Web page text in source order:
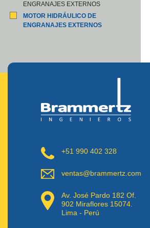
ENGRANAJES EXTERNOS
MOTOR HIDRÁULICO DE
ENGRANAJES EXTERNOS
+51 990 402 328
ventas@brammertz.com
Av. José Pardo 182 Of.
902 Miraflores 15074.
Lima - Perú